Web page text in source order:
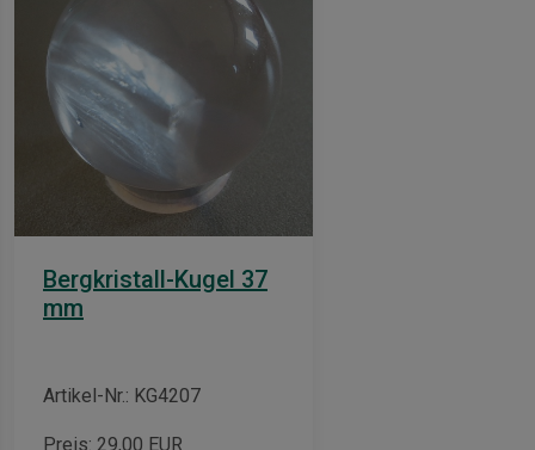
Bergkristall-Kugel 37
mm
Artikel-Nr.: KG4207
Preis: 29,00 EUR